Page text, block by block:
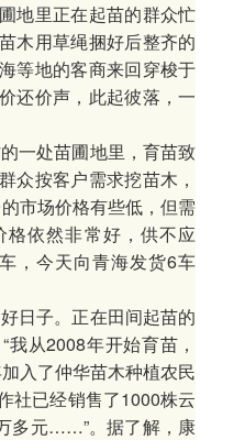
地里正在起苗的群众忙
木用草绳捆好后整齐的
等地的客商来回穿梭于
还价声，此起彼落，一
一处苗圃地里，育苗致
众按客户需求挖苗木，
市场价格有些低，但需
依然非常好，供不应
，今天向青海发货6车
日子。正在田间起苗的
从2008年开始育苗，
入了仲华苗木种植农民
社已经销售了1000株云
多元……”。据了解，康